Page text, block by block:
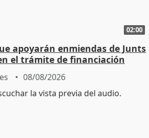
02:00
apoyarán enmiendas de Junts
el trámite de financiación
08/08/2026